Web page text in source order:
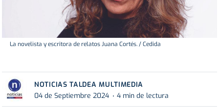
La novelista y escritora de relatos Juana Cortés. / Cedida
NOTICIAS TALDEA MULTIMEDIA
04 de Septiembre 2024
4 min de lectura